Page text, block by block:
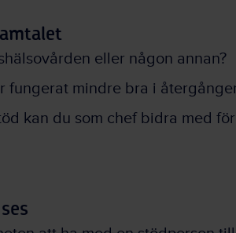
eller någon annan?
fungerat mindre bra i
kan du som chef bidra med